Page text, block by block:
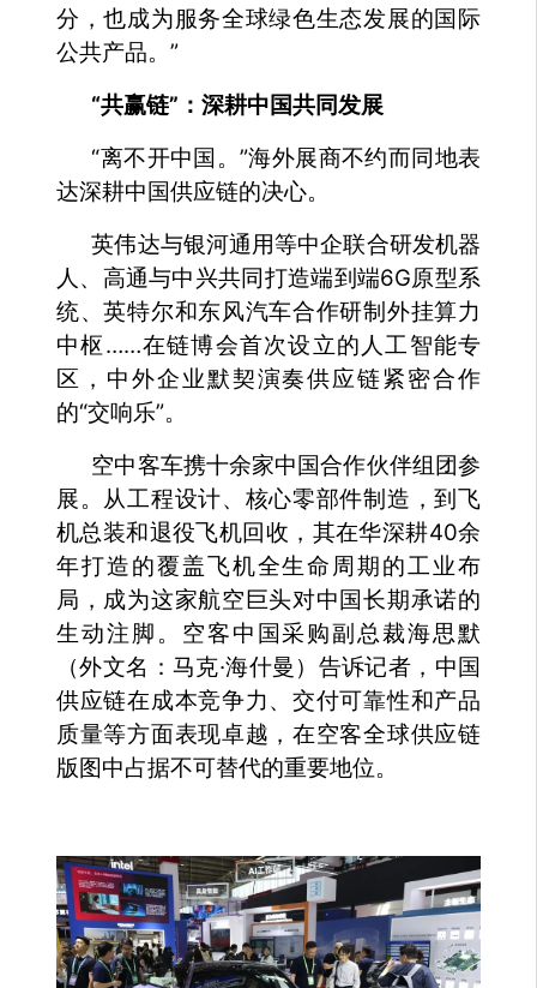
分，也成为服务全球绿色生态发展的国际
公共产品。”
“共赢链”：深耕中国共同发展
“离不开中国。”海外展商不约而同地表
达深耕中国供应链的决心。
英伟达与银河通用等中企联合研发机器
人、高通与中兴共同打造端到端6G原型系
统、英特尔和东风汽车合作研制外挂算力
中枢……在链博会首次设立的人工智能专
区，中外企业默契演奏供应链紧密合作
的“交响乐”。
空中客车携十余家中国合作伙伴组团参
展。从工程设计、核心零部件制造，到飞
机总装和退役飞机回收，其在华深耕40余
年打造的覆盖飞机全生命周期的工业布
局，成为这家航空巨头对中国长期承诺的
生动注脚。空客中国采购副总裁海思默
（外文名：马克·海什曼）告诉记者，中国
供应链在成本竞争力、交付可靠性和产品
质量等方面表现卓越，在空客全球供应链
版图中占据不可替代的重要地位。